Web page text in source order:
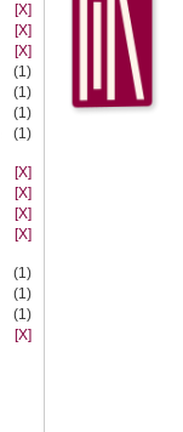
[X]
[X]
[X]
(1)
(1)
(1)
(1)
[X]
[X]
[X]
[X]
(1)
(1)
(1)
[X]